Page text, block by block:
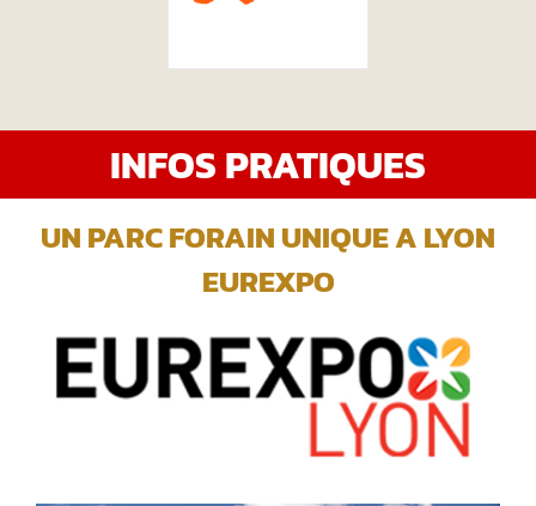
INFOS PRATIQUES
UN PARC FORAIN UNIQUE A LYON
EUREXPO